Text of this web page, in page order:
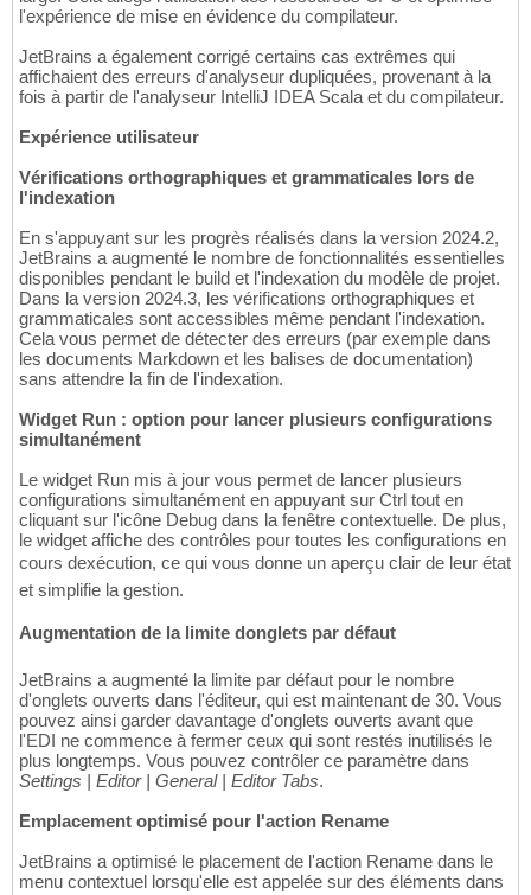
l'expérience de mise en évidence du compilateur.
JetBrains a également corrigé certains cas extrêmes qui
affichaient des erreurs d'analyseur dupliquées, provenant à la
fois à partir de l'analyseur IntelliJ IDEA Scala et du compilateur.
Expérience utilisateur
Vérifications orthographiques et grammaticales lors de
l'indexation
En s'appuyant sur les progrès réalisés dans la version 2024.2,
JetBrains a augmenté le nombre de fonctionnalités essentielles
disponibles pendant le build et l'indexation du modèle de projet.
Dans la version 2024.3, les vérifications orthographiques et
grammaticales sont accessibles même pendant l'indexation.
Cela vous permet de détecter des erreurs (par exemple dans
les documents Markdown et les balises de documentation)
sans attendre la fin de l'indexation.
Widget Run : option pour lancer plusieurs configurations
simultanément
Le widget Run mis à jour vous permet de lancer plusieurs
configurations simultanément en appuyant sur Ctrl tout en
cliquant sur l'icône Debug dans la fenêtre contextuelle. De plus,
le widget affiche des contrôles pour toutes les configurations en
cours dexécution, ce qui vous donne un aperçu clair de leur état
et simplifie la gestion.
Augmentation de la limite donglets par défaut
JetBrains a augmenté la limite par défaut pour le nombre
d'onglets ouverts dans l'éditeur, qui est maintenant de 30. Vous
pouvez ainsi garder davantage d'onglets ouverts avant que
l'EDI ne commence à fermer ceux qui sont restés inutilisés le
plus longtemps. Vous pouvez contrôler ce paramètre dans
Settings | Editor | General | Editor Tabs.
Emplacement optimisé pour l'action Rename
JetBrains a optimisé le placement de l'action Rename dans le
menu contextuel lorsqu'elle est appelée sur des éléments dans